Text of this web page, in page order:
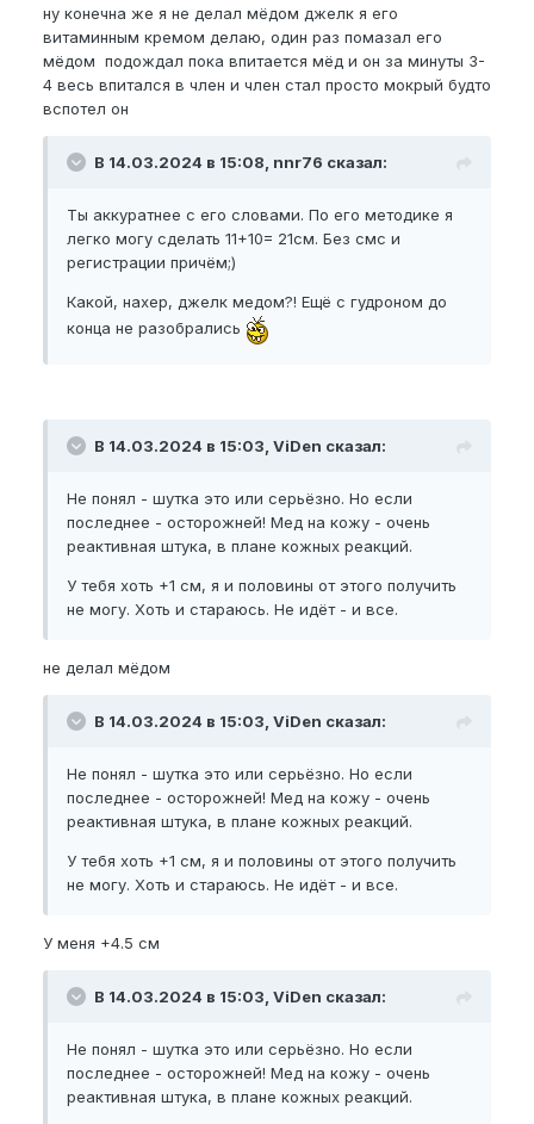
ну конечна же я не делал мёдом джелк я его
витаминным кремом делаю, один раз помазал его
мёдом подождал пока впитается мёд и он за минуты 3-
4 весь впитался в член и член стал просто мокрый будто
вспотел он
В 14.03.2024 в 15:08, nnr76 сказал:
Ты аккуратнее с его словами. По его методике я
легко могу сделать 11+10= 21см. Без смс и
регистрации причём;)
Какой, нахер, джелк медом?! Ещё с гудроном до
конца не разобрались
В 14.03.2024 в 15:03, ViDen сказал:
Не понял - шутка это или серьёзно. Но если
последнее - осторожней! Мед на кожу - очень
реактивная штука, в плане кожных реакций.
У тебя хоть +1 см, я и половины от этого получить
не могу. Хоть и стараюсь. Не идёт - и все.
не делал мёдом
В 14.03.2024 в 15:03, ViDen сказал:
Не понял - шутка это или серьёзно. Но если
последнее - осторожней! Мед на кожу - очень
реактивная штука, в плане кожных реакций.
У тебя хоть +1 см, я и половины от этого получить
не могу. Хоть и стараюсь. Не идёт - и все.
У меня +4.5 см
В 14.03.2024 в 15:03, ViDen сказал:
Не понял - шутка это или серьёзно. Но если
последнее - осторожней! Мед на кожу - очень
реактивная штука, в плане кожных реакций.